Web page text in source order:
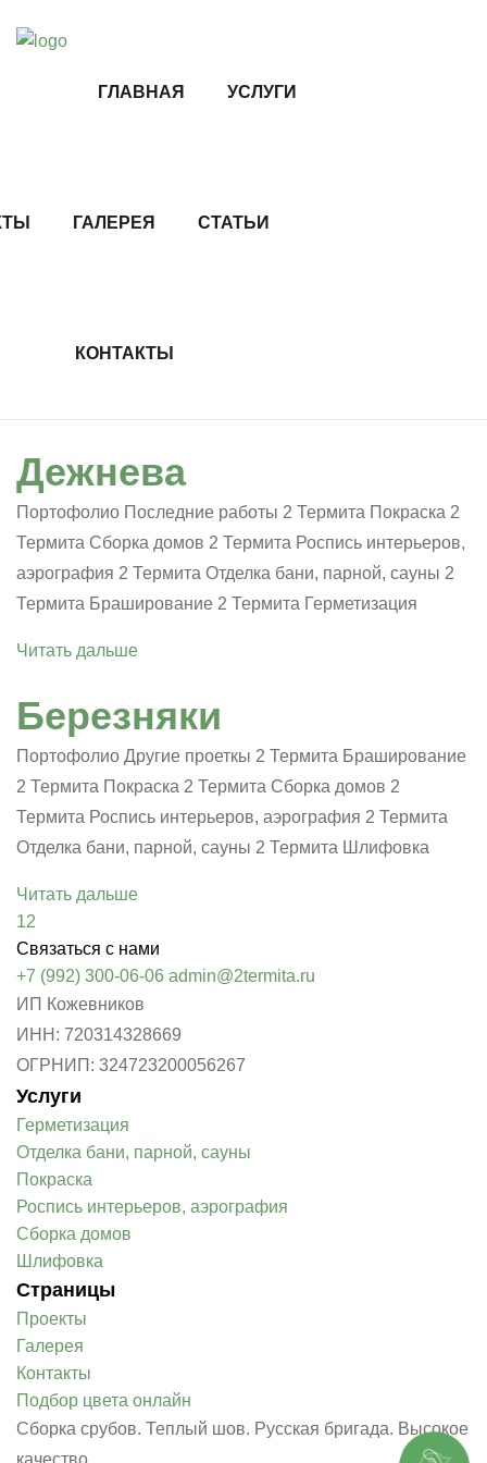
ГЛАВНАЯ УСЛУГИ
ГАЛЕРЕЯ СТАТЬИ
КОНТАКТЫ
Дежнева
Портофолио Последние работы 2 Термита Покраска 2
Термита Сборка домов 2 Термита Роспись интерьеров,
аэрография 2 Термита Отделка бани, парной, сауны 2
Термита Браширование 2 Термита Герметизация
Читать дальше
Березняки
Портофолио Другие проеткы 2 Термита Браширование
2 Термита Покраска 2 Термита Сборка домов 2
Термита Роспись интерьеров, аэрография 2 Термита
Отделка бани, парной, сауны 2 Термита Шлифовка
Читать дальше
12
Связаться с нами
+7 (992) 300-06-06 admin@2termita.ru
ИП Кожевников
ИНН: 720314328669
ОГРНИП: 324723200056267
Услуги
Герметизация
Отделка бани, парной, сауны
Покраска
Роспись интерьеров, аэрография
Сборка домов
Шлифовка
Страницы
Проекты
Галерея
Контакты
Подбор цвета онлайн
Сборка срубов. Теплый шов. Русская бригада. Высокое
качество.